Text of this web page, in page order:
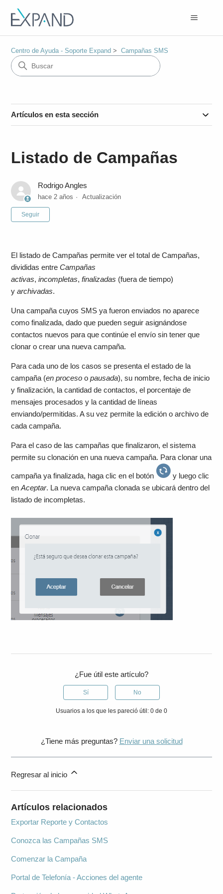
Centro de Ayuda - Soporte Expand Campañas SMS
Artículos en esta sección
Listado de Campañas
Rodrigo Angles
hace 2 años Actualización
Seguir
El listado de Campañas permite ver el total de Campañas,
divididas entreCampañas
activas,incompletas,finalizadas (fuera de tiempo)
yarchivadas.
Una campaña cuyos SMS ya fueron enviados no aparece
como finalizada, dado que pueden seguir asignándose
contactos nuevos para que continúe el envío sin tener que
clonar o crear una nueva campaña.
Para cada uno de los casos se presenta el estado de la
campaña (en proceso opausada), su nombre, fecha de inicio
y finalización, la cantidad de contactos, el porcentaje de
mensajes procesados y la cantidad de líneas
enviando/permitidas. A su vez permite la edición o archivo de
cada campaña.
Para el caso de las campañas que finalizaron, el sistema
permite su clonación en una nueva campaña. Para clonar una
campaña ya finalizada, haga clic en el botón
y luego clic
enAceptar. La nueva campaña clonada se ubicará dentro del
listado de incompletas.
¿Fue útil este artículo?
Sí No
Usuarios a los que les pareció útil: 0 de 0
¿Tiene más preguntas? Enviar una solicitud
Regresar al inicio
Artículos relacionados
Exportar Reporte y Contactos
Conozca las Campañas SMS
Comenzar la Campaña
Portal de Telefonía - Acciones del agente